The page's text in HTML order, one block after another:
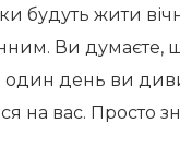
будуть жити
Ви
один день ви
на вас. Просто